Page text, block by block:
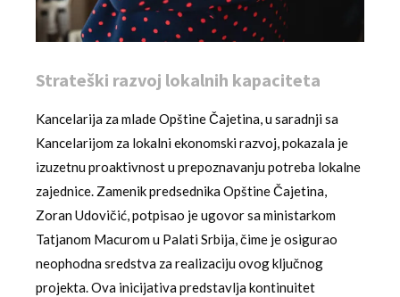
Strateški razvoj lokalnih kapaciteta
Kancelarija za mlade Opštine Čajetina, u saradnji sa
Kancelarijom za lokalni ekonomski razvoj, pokazala je
izuzetnu proaktivnost u prepoznavanju potreba lokalne
zajednice. Zamenik predsednika Opštine Čajetina,
Zoran Udovičić, potpisao je ugovor sa ministarkom
Tatjanom Macurom u Palati Srbija, čime je osigurao
neophodna sredstva za realizaciju ovog ključnog
projekta. Ova inicijativa predstavlja kontinuitet